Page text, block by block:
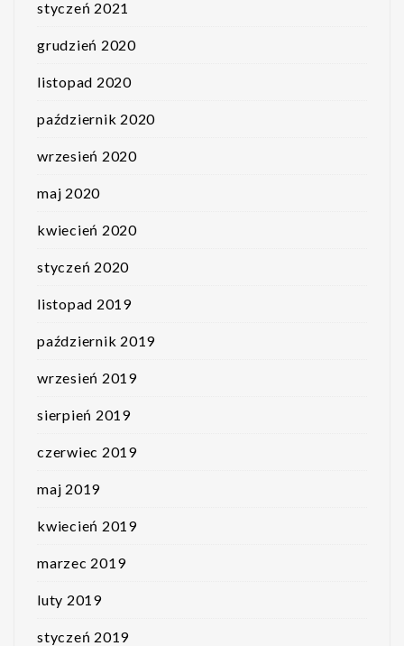
styczeń 2021
grudzień 2020
listopad 2020
październik 2020
wrzesień 2020
maj 2020
kwiecień 2020
styczeń 2020
listopad 2019
październik 2019
wrzesień 2019
sierpień 2019
czerwiec 2019
maj 2019
kwiecień 2019
marzec 2019
luty 2019
styczeń 2019